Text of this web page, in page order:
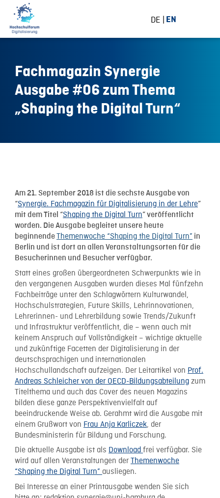
DE EN
Fachmagazin Synergie
Ausgabe #06 zum Thema
„Shaping the Digital Turn“
Am 21. September 2018 ist die sechste Ausgabe von
“Synergie. Fachmagazin für Digitalisierung in der Lehre”
mit dem Titel “Shaping the Digital Turn” veröffentlicht
worden. Die Ausgabe begleitet unsere heute
beginnendeThemenwoche “Shaping the Digital Turn” in
Berlin und ist dort an allen Veranstaltungsorten für die
Besucherinnen und Besucher verfügbar.
Statt eines großen übergeordneten Schwerpunkts wie in
den vergangenen Ausgaben wurden dieses Mal fünfzehn
Fachbeiträge unter den Schlagwörtern Kulturwandel,
Hochschulstrategien, Future Skills, Lehrinnovationen,
Lehrerinnen- und Lehrerbildung sowie Trends/Zukunft
und Infrastruktur veröffentlicht, die – wenn auch mit
keinem Anspruch auf Vollständigkeit – wichtige aktuelle
und zukünftige Facetten der Digitalisierung in der
deutschsprachigen und internationalen
Hochschullandschaft aufzeigen. Der Leitartikel von Prof.
Andreas Schleicher von der OECD-Bildungsabteilung zum
Titelthema und auch das Cover des neuen Magazins
bilden diese ganze Perspektivenvielfalt auf
beeindruckende Weise ab. Gerahmt wird die Ausgabe mit
einem Grußwort von Frau Anja Karliczek, der
Bundesministerin für Bildung und Forschung.
Die aktuelle Ausgabe ist als Downloadfrei verfügbar. Sie
wird auf allen Veranstaltungen der Themenwoche
“Shaping the Digital Turn”ausliegen.
Bei Interesse an einer Printausgabe wenden Sie sich